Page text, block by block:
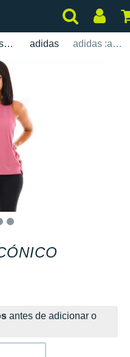
Camisolas Sem Mangas adidas adidas :adi365 Icónico
antes de adicionar o